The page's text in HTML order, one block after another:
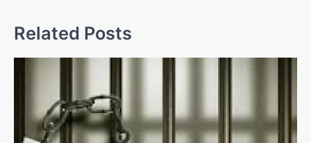
Related Posts